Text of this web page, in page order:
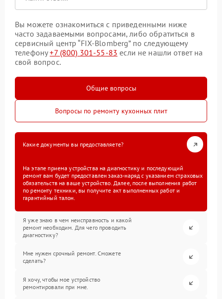
Вы можете ознакомиться с приведенными ниже
часто задаваемыми вопросами, либо обратиться в
сервисный центр “FIX-Blomberg” по следующему
телефону+7 (800) 301-55-83 если не нашли ответ на
свой вопрос.
Общие вопросы
Вопросы по ремонту кухонных плит
Какие документы вы предоставляете?
На этапе приема устройства на диагностику и последующий
ремонт вам будет предоставлен заказ-наряд с указанием страховых
обязательств на ваше устройство. Далее, после выполнения работ
по ремонту техники, вы получите акт выполненных работ и
гарантийный талон.
Я уже знаю в чем неисправность и какой
ремонт необходим. Для чего проводить
диагностику?
Мне нужен срочный ремонт. Сможете
сделать?
Я хочу, чтобы мое устройство
ремонтировали при мне.